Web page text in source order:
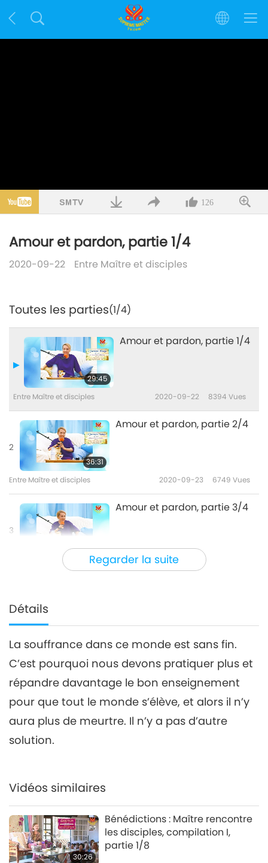
126
Amour et pardon, partie 1/4
2020-09-22 Entre Maître et disciples
Regarder la suite
Toutes les parties(1/4)
29:45
Amour et pardon, partie 1/4
Entre Maître et disciples 2020-09-22 8394 Vues
2
36:31
Amour et pardon, partie 2/4
Entre Maître et disciples 2020-09-23 6749 Vues
3
Amour et pardon, partie 3/4
Entre Maître et disciples 2020-09-24
4
30:21
Entre Maître et disciples 2020-09-25 6797Vues
Détails
La souffrance dans ce monde est sans fin.
C’est pourquoi nous devons pratiquer plus et
répandre davantage le bon enseignement
pour que tout le monde s’élève, et alors il n’y
aura plus de meurtre. Il n’y a pas d’autre
solution.
Vidéos similaires
30:26
Bénédictions : Maître rencontre
les disciples, compilation I,
partie 1/8